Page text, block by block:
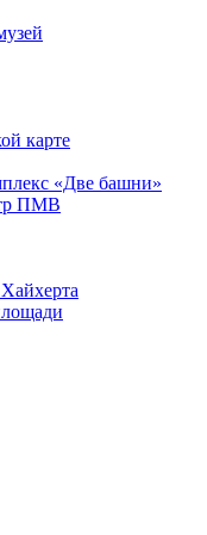
карте
«Две башни»
ПМВ